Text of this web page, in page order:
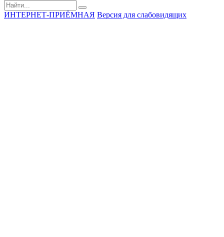
ИНТЕРНЕТ-ПРИЁМНАЯ Версия для слабовидящих